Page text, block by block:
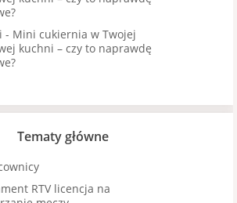
- Mini cukiernia w Twojej
kuchni – czy to naprawdę
Tematy główne
RTV licencja na